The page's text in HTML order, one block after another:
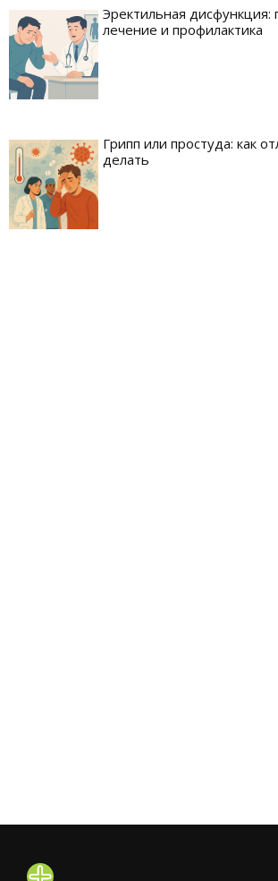
Эректильная дисфункция:
лечение и профилактика
Грипп или простуда: как
делать